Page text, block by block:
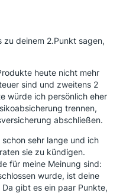
deinem 2.Punkt sagen,
heute nicht mehr
sind und zweitens 2
würde ich persönlich eher
trennen,
abschließen.
sehr lange und ich
sie zu kündigen.
für meine Meinung sind:
wurde, ist deine
gibt es ein paar Punkte,